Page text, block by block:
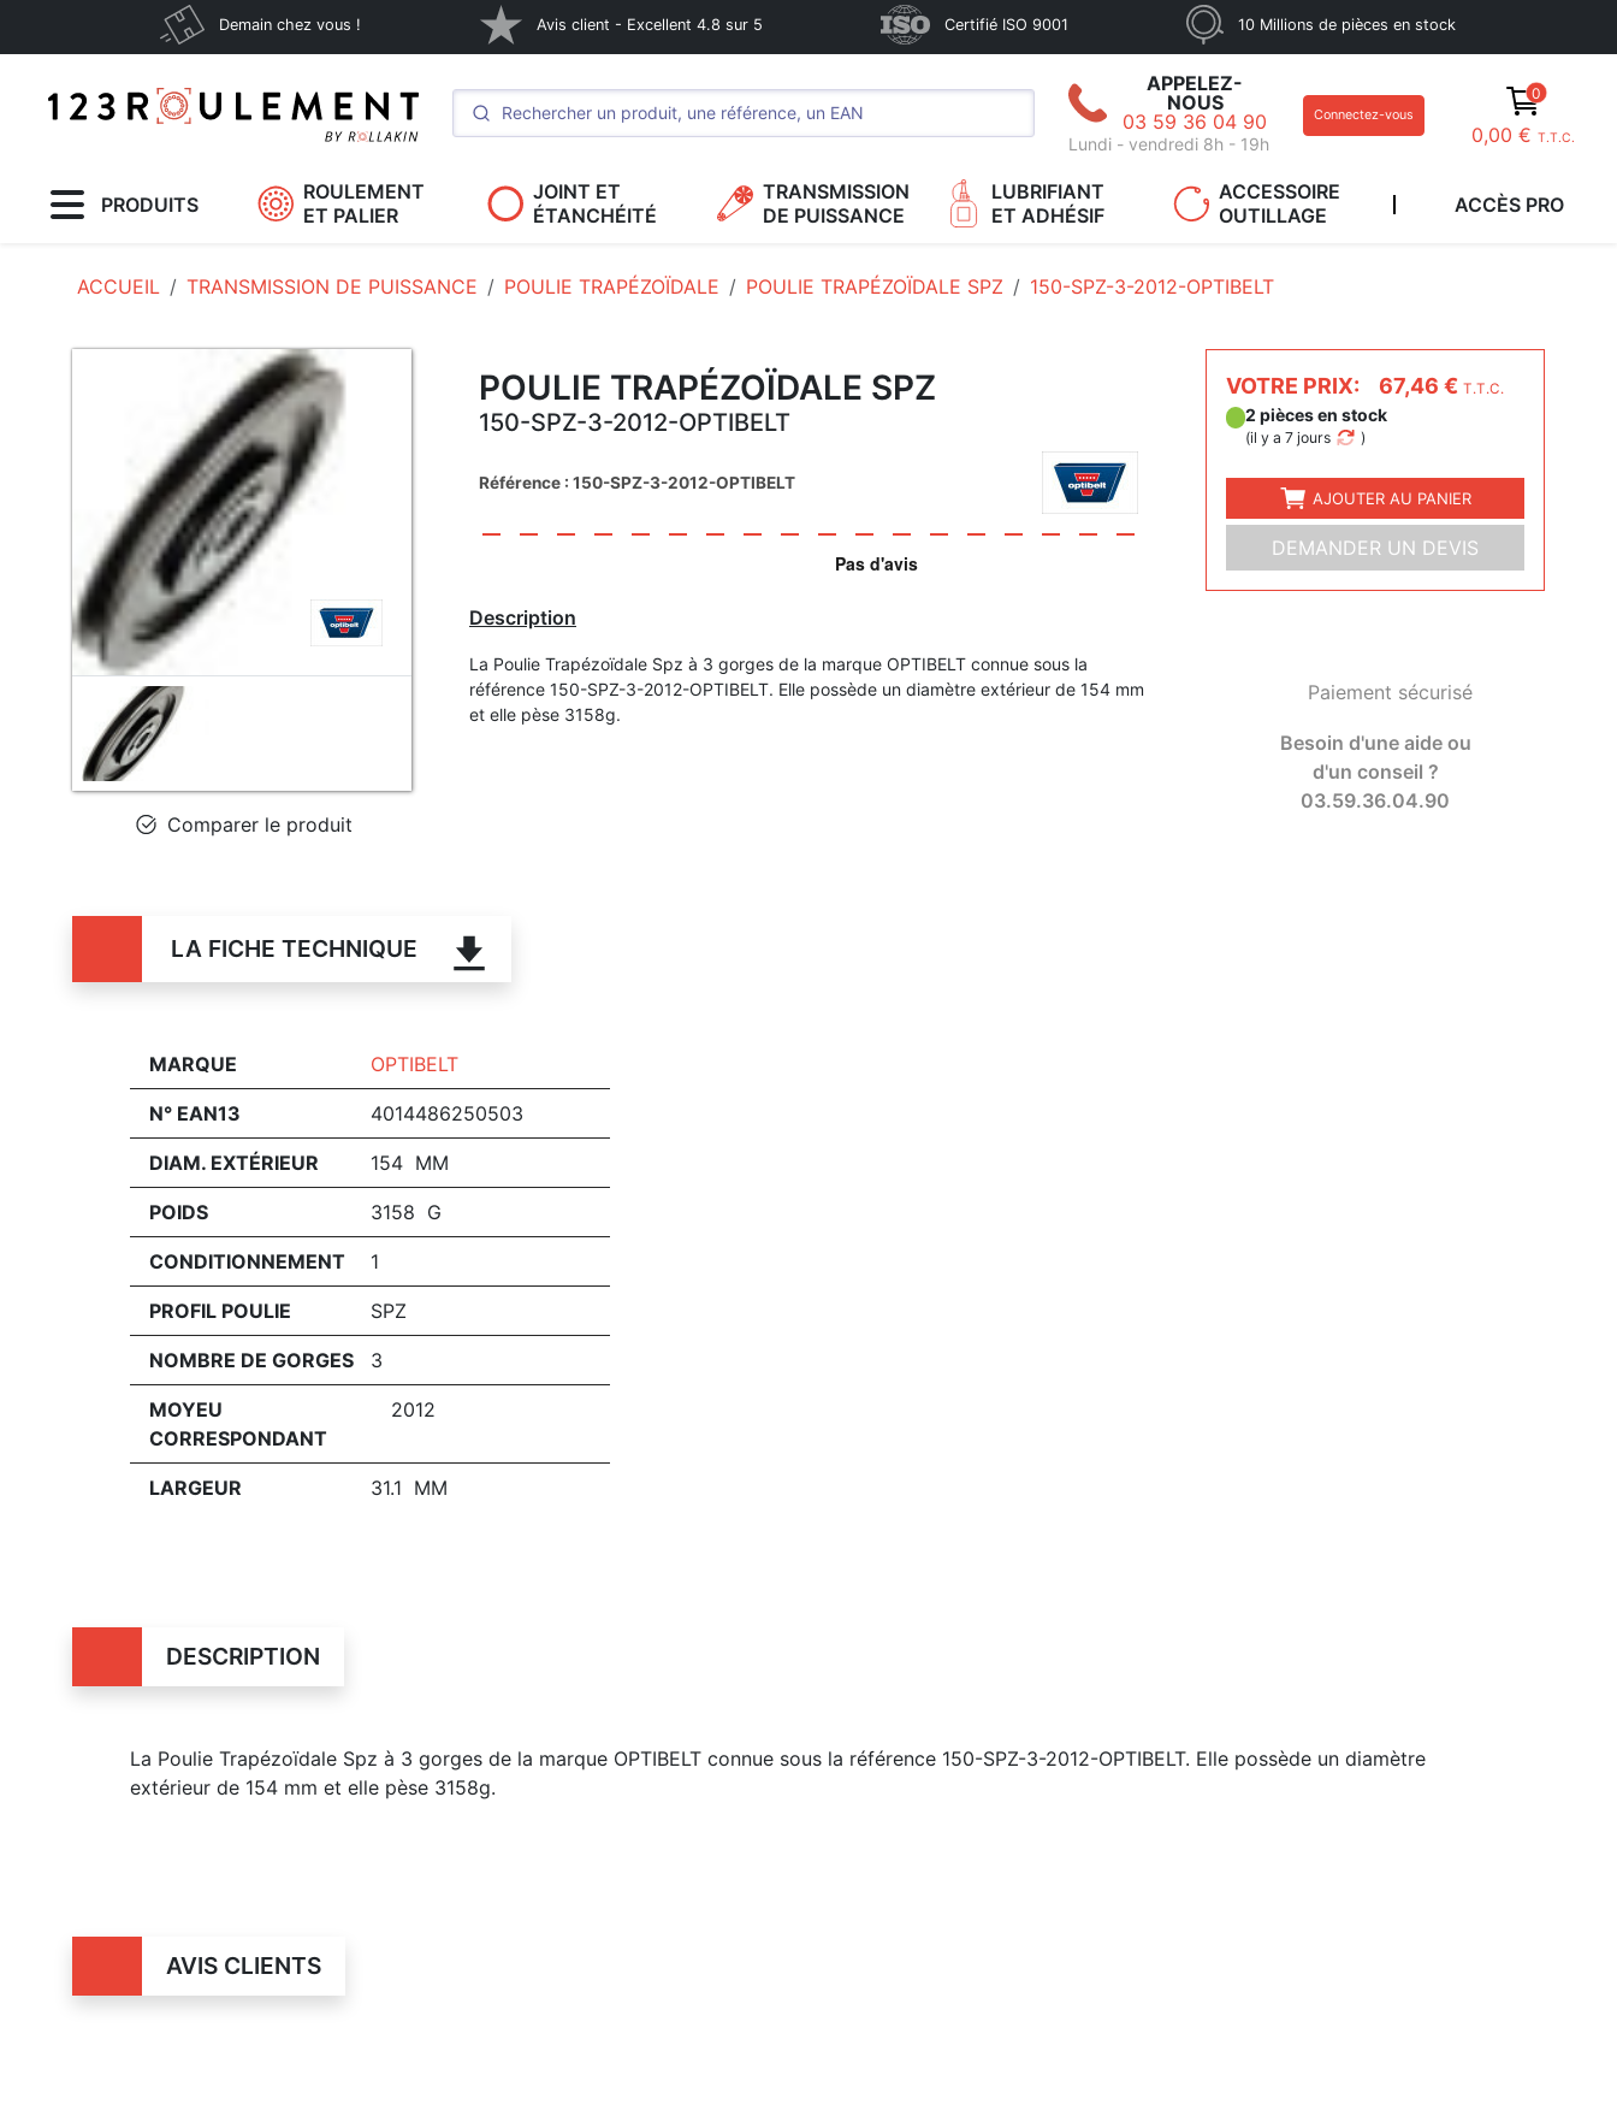
Demain chez vous ! Avis client - Excellent 4.8 sur 5 Certifié ISO 9001 10 Millions de pièces en stock
APPELEZ-
NOUS
03 59 36 04 90
Lundi - vendredi 8h - 19h
Connectez-vous
0
0,00 € T.T.C.
PRODUITS
ROULEMENT
ET PALIER
JOINT ET
ÉTANCHÉITÉ
TRANSMISSION
DE PUISSANCE
LUBRIFIANT
ET ADHÉSIF
ACCESSOIRE
OUTILLAGE
ACCÈS PRO
ACCUEIL TRANSMISSION DE PUISSANCE POULIE TRAPÉZOÏDALE POULIE TRAPÉZOÏDALE SPZ 150-SPZ-3-2012-OPTIBELT
Comparer le produit
POULIE TRAPÉZOÏDALE SPZ
150-SPZ-3-2012-OPTIBELT
Référence : 150-SPZ-3-2012-OPTIBELT
Description
La Poulie Trapézoïdale Spz à 3 gorges de la marque OPTIBELT connue sous la
référence 150-SPZ-3-2012-OPTIBELT. Elle possède un diamètre extérieur de 154 mm
et elle pèse 3158g.
VOTRE PRIX: 67,46 € T.T.C.
2 pièces en stock
(il y a 7 jours )
AJOUTER AU PANIER
DEMANDER UN DEVIS
Paiement sécurisé
Besoin d'une aide ou
d'un conseil ?
03.59.36.04.90
LA FICHE TECHNIQUE
MARQUE OPTIBELT
N° EAN13 4014486250503
DIAM. EXTÉRIEUR 154 MM
POIDS 3158 G
CONDITIONNEMENT 1
PROFIL POULIE SPZ
NOMBRE DE GORGES 3
MOYEU
CORRESPONDANT
2012
LARGEUR 31.1 MM
DESCRIPTION
La Poulie Trapézoïdale Spz à 3 gorges de la marque OPTIBELT connue sous la référence 150-SPZ-3-2012-OPTIBELT. Elle possède un diamètre
extérieur de 154 mm et elle pèse 3158g.
AVIS CLIENTS